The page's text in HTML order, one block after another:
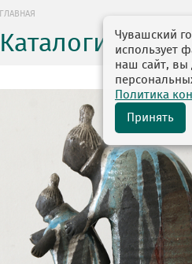
ГЛАВНАЯ
Каталоги Чувашский
использует
наш сайт, вы
Политика
Принять